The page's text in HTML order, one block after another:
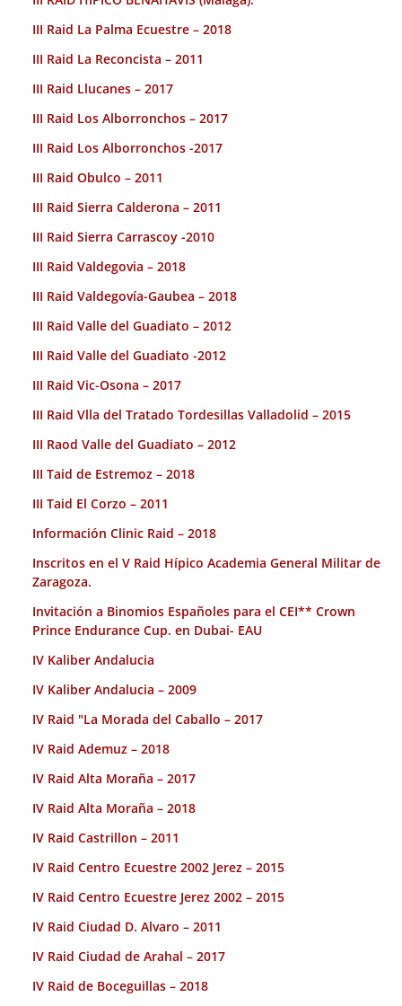
III Raid La Palma Ecuestre – 2018
III Raid La Reconcista – 2011
III Raid Llucanes – 2017
III Raid Los Alborronchos – 2017
III Raid Los Alborronchos -2017
III Raid Obulco – 2011
III Raid Sierra Calderona – 2011
III Raid Sierra Carrascoy -2010
III Raid Valdegovia – 2018
III Raid Valdegovía-Gaubea – 2018
III Raid Valle del Guadiato – 2012
III Raid Valle del Guadiato -2012
III Raid Vic-Osona – 2017
III Raid Vlla del Tratado Tordesillas Valladolid – 2015
III Raod Valle del Guadiato – 2012
III Taid de Estremoz – 2018
III Taid El Corzo – 2011
Información Clinic Raid – 2018
Inscritos en el V Raid Hípico Academia General Militar de
Zaragoza.
Invitación a Binomios Españoles para el CEI** Crown
Prince Endurance Cup. en Dubai- EAU
IV Kaliber Andalucia
IV Kaliber Andalucia – 2009
IV Raid "La Morada del Caballo – 2017
IV Raid Ademuz – 2018
IV Raid Alta Moraña – 2017
IV Raid Alta Moraña – 2018
IV Raid Castrillon – 2011
IV Raid Centro Ecuestre 2002 Jerez – 2015
IV Raid Centro Ecuestre Jerez 2002 – 2015
IV Raid Ciudad D. Alvaro – 2011
IV Raid Ciudad de Arahal – 2017
IV Raid de Boceguillas – 2018